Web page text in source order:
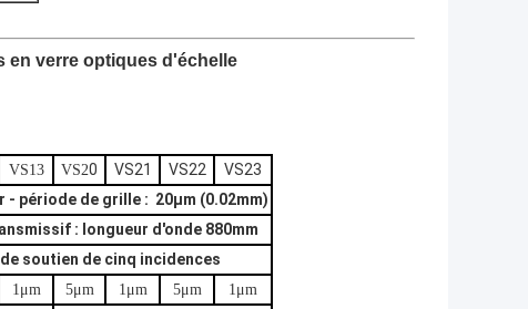
en verre optiques d'échelle
VS13 VS20 VS21 VS22
VS23
- période de grille : 20μm (0.02mm)
: longueur d'onde 880mm
soutien de cinq incidences
1μm 5μm 1μm 5μm 1μm